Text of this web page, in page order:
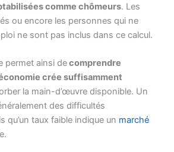
comme chômeurs. Les
ou encore les personnes qui ne
ne sont pas inclus dans ce calcul.
permet ainsi decomprendre
crée suffisamment
la main-d’œuvre disponible. Un
des difficultés
qu’un taux faible indique un marché